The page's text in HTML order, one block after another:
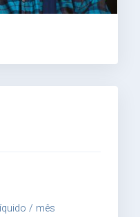
/ mês